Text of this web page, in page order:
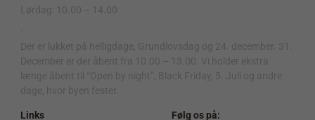
Lørdag: 10.00 – 14.00
Der er lukket på helligdage, Grundlovsdag og 24. december. 31.
December er der åbent fra 10.00 – 13.00. Vi holder ekstra
længe åbent til “Open by night”, Black Friday, 5. Juli og andre
dage, hvor byen fester.
Links Følg os på: